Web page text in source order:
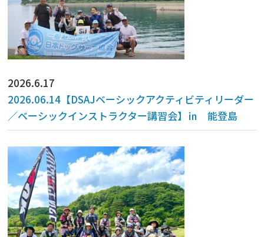
2026.6.17
2026.06.14【DSAJベーシックアクティビティリーダー
／ベーシックインストラクター講習会】㏌ 能登島